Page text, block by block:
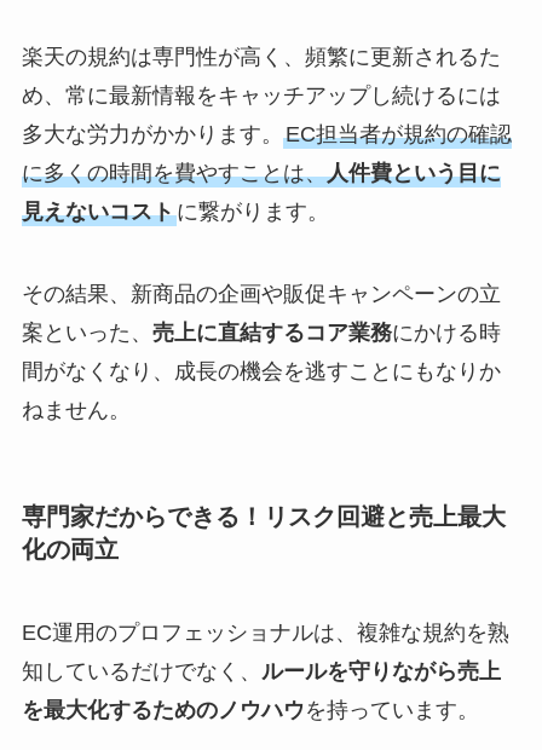
楽天の規約は専門性が高く、頻繁に更新されるた
め、常に最新情報をキャッチアップし続けるには
多大な労力がかかります。 EC担当者が規約の確認
に多くの時間を費やすことは、人件費という目に
見えないコストに繋がります。
その結果、新商品の企画や販促キャンペーンの立
案といった、 売上に直結するコア業務にかける時
間がなくなり、成長の機会を逃すことにもなりか
ねません。
専門家だからできる！リスク回避と売上最大
化の両立
EC運用のプロフェッショナルは、複雑な規約を熟
知しているだけでなく、 ルールを守りながら売上
を最大化するためのノウハウを持っています。